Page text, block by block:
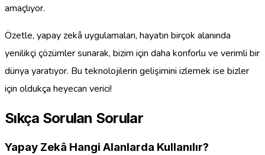
amaçlıyor.
Özetle, yapay zekâ uygulamaları, hayatın birçok alanında
yenilikçi çözümler sunarak, bizim için daha konforlu ve verimli bir
dünya yaratıyor. Bu teknolojilerin gelişimini izlemek ise bizler
için oldukça heyecan verici!
Sıkça Sorulan Sorular
Yapay Zekâ Hangi Alanlarda Kullanılır?